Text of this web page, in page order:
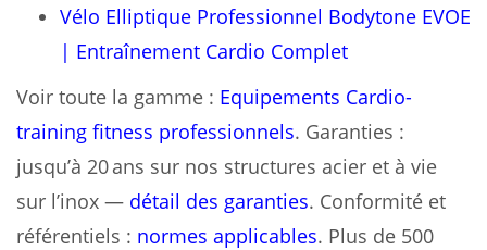
Vélo Elliptique Professionnel Bodytone EVOE
| Entraînement Cardio Complet
Voir toute la gamme : Equipements Cardio-
training fitness professionnels. Garanties :
jusqu’à 20 ans sur nos structures acier et à vie
sur l’inox — détail des garanties. Conformité et
référentiels : normes applicables. Plus de 500